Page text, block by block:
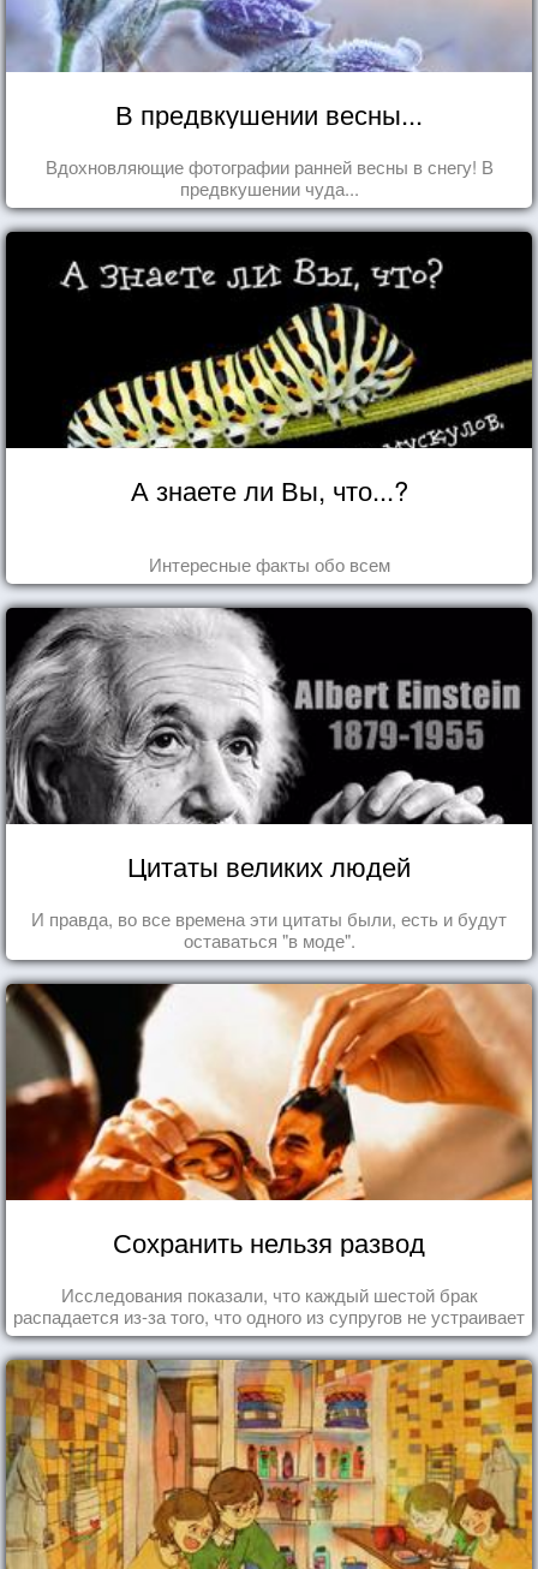
В предвкушении весны...
Вдохновляющие фотографии ранней весны в снегу! В
предвкушении чуда...
А знаете ли Вы, что...?
Интересные факты обо всем
Цитаты великих людей
И правда, во все времена эти цитаты были, есть и будут
оставаться "в моде".
Сохранить нельзя развод
Исследования показали, что каждый шестой брак
распадается из-за того, что одного из супругов не устраивает
та роль, которая выпала ему в семье.